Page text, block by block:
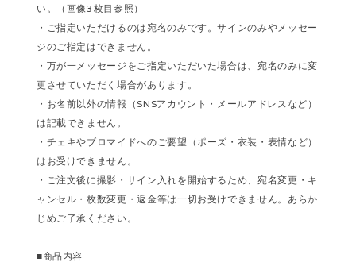
い。（画像3枚目参照）
・ご指定いただけるのは宛名のみです。サインのみやメッセー
ジのご指定はできません。
・万が一メッセージをご指定いただいた場合は、宛名のみに変
更させていただく場合があります。
・お名前以外の情報（SNSアカウント・メールアドレスなど）
は記載できません。
・チェキやブロマイドへのご要望（ポーズ・衣装・表情など）
はお受けできません。
・ご注文後に撮影・サイン入れを開始するため、宛名変更・キ
ャンセル・枚数変更・返金等は一切お受けできません。あらか
じめご了承ください。
■商品内容